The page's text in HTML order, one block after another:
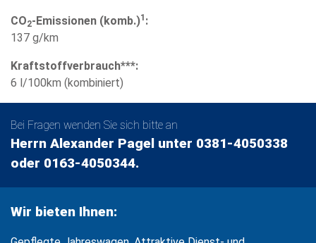
CO2-Emissionen (komb.)1 :
137 g/km
Kraftstoffverbrauch***:
6 l/100km (kombiniert)
Bei Fragen wenden Sie sich bitte an
Herrn Alexander Pagel unter 0381-4050338
oder 0163-4050344.
Wir bieten Ihnen: